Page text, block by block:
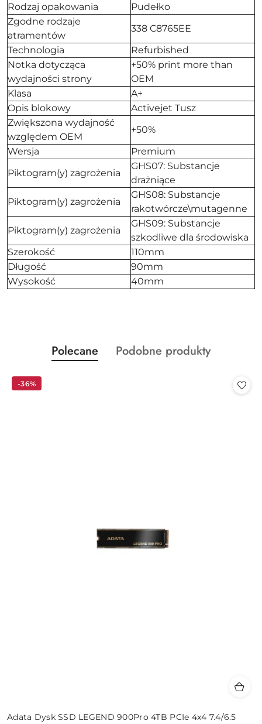
Rodzaj opakowania
Pudełko
Zgodne rodzaje
atramentów
338 C8765EE
Technologia
Refurbished
Notka dotycząca
wydajności strony
+50% print more than
OEM
Klasa
A+
Opis blokowy
Activejet Tusz
Zwiększona wydajność
względem OEM
+50%
Wersja
Premium
Piktogram(y) zagrożenia
GHS07: Substancje
drażniące
Piktogram(y) zagrożenia
GHS08: Substancje
rakotwórcze\mutagenne
Piktogram(y) zagrożenia
GHS09: Substancje
szkodliwe dla środowiska
Szerokość
110mm
Długość
90mm
Wysokość
40mm
Pomiń karuzelę produktów
Produkty
o
Polecane
Produkty
Podobne produkty
Adata Dysk SSD LEGEND 900Pro 4TB PCIe 4x4 7.4/6.5
-36%